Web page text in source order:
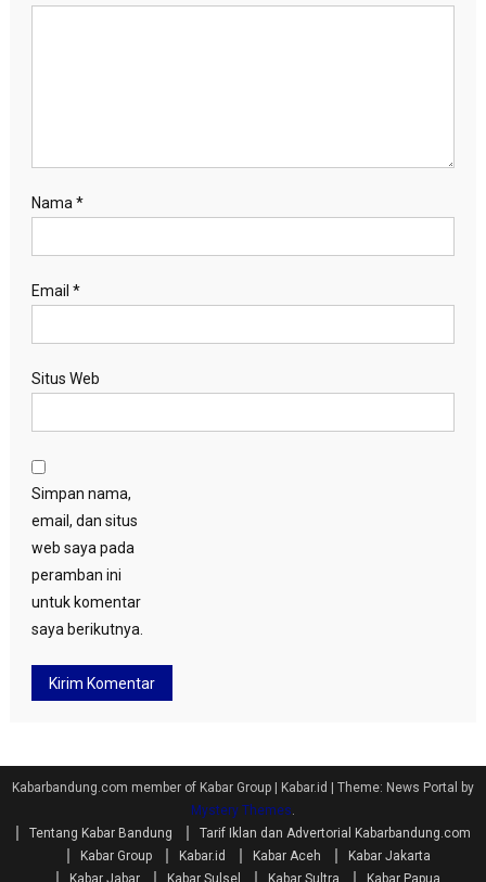
Nama *
Email *
Situs Web
Simpan nama,
email, dan situs
web saya pada
peramban ini
untuk komentar
saya berikutnya.
Kabarbandung.com member of Kabar Group | Kabar.id | Theme: News Portal by
Mystery Themes
Tentang Kabar Bandung
Tarif Iklan dan Advertorial Kabarbandung.com
Kabar Group
Kabar.id Kabar Aceh
Kabar Jakarta
Kabar Jabar
Kabar Sulsel Kabar Sultra Kabar Papua